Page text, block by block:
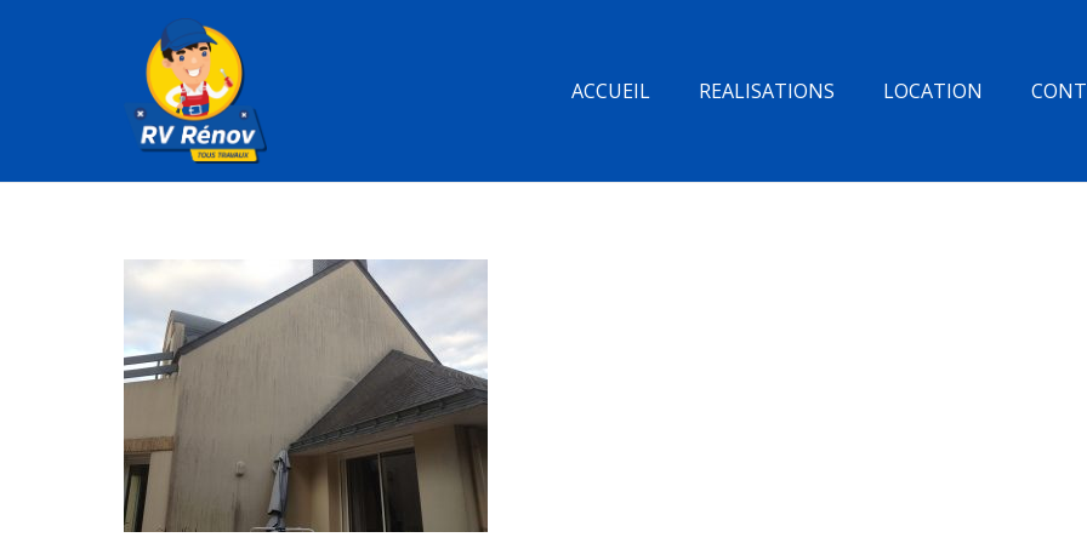
ACCUEIL REALISATIONS LOCATION